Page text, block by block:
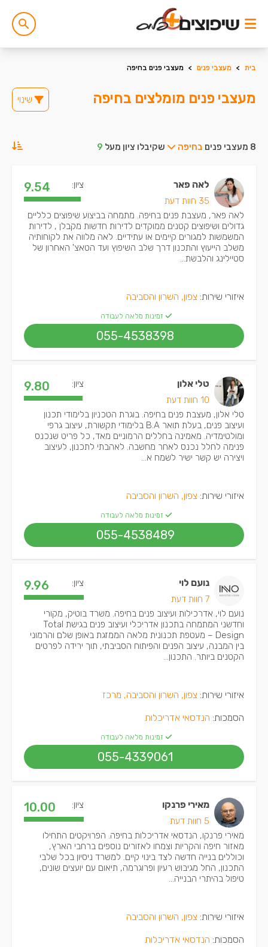
בית > מעצבי פנים > מעצבי פנים בחיפה
מעצבי פנים מומלצים בחיפה שינוי
8 מעצבי פנים בחיפה שקיבלו ציון מעל 9
לאה פאר
35 חוות דעת
ציון: 9.54
לאה פאר, מעצבת פנים בחיפה. מתמחה בביצוע שיפוצים כלליים
גדולים ושיפוצים קטנים ממוקדים לדירות חדשות מקבלן , לדירות
המשמשות למגורים קיימים או עתידיים. לאה מלווה את לקוחותיה
משלב הייעוץ והתכנון דרך שלב השיפוץ ועד הטאצ' האחרון של
סטיילינג והלבשת...
איזורי שירות: צפון, השרון והסביבה
זמינות מלאה לעבודה
055-4538398
טלי אלון
10 חוות דעת
ציון: 9.80
טלי אלון, מעצבת פנים בחיפה. בוגרת הטכניון בלימודי תכנון
ועיצוב פנים, בעלת תואר B.A בלימודי תקשורת, עיצוב גרפי
ומולטימדיה. מאמינה בחללים הרמוניים מאד, כל פריט שנכנס
פנימה לחלל נכנס לאחר מחשבה. לאהבתי לתכנון, לעיצוב
ויצירה יש קשר ישיר לשמח א...
איזורי שירות: צפון, השרון והסביבה
זמינות מלאה לעבודה
055-4538489
נועם לוי
7 חוות דעת
ציון: 9.96
נועם לוי, אדרכילות ועיצוב פנים בחיפה. משרד בוטיק, מקורי
וחדשני המתמחה בתכנון אדריכלי ועיצוב פנים בגישת Total
Design – מעטפת תכנונית מלאה הממזגת באופן שלם והרמוני
בין המבנה, עיצוב הפנים והפיתוח הסביבתי, תוך ירידה לפרטים
הקטנים ביותר. התכנון...
איזורי שירות: צפון, השרון והסביבה, מרכז
הסמכות: הנדסאי אדריכלות
זמינות מלאה לעבודה
055-4339061
מאירי פרנקו
5 חוות דעת
ציון: 10.00
מאירי פרנקו, הנדסאי אדריכלות בחיפה. הפרויקטים התחילו
מאזור חיפה והקריות וצמחו לאזורים נוספים ברחבי הארץ,
וכוללים בנייה חדשה לצד בינוי קיים. למשרד ניסיון בכל שלבי
התכנון, החל מגיבוש רעיון ופרוגרמה, תיאום עם יועצים שונים,
טיפול בהיתרי הבנייה...
איזורי שירות: צפון, השרון והסביבה
הסמכות: הנדסאי אדריכלות